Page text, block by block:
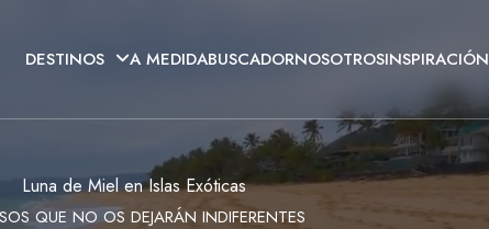
DESTINOS A MEDIDABUSCADORNOSOTROSINSPIRACIÓN
Luna de Miel en Islas Exóticas
QUE NO OS DEJARÁN INDIFERENTES